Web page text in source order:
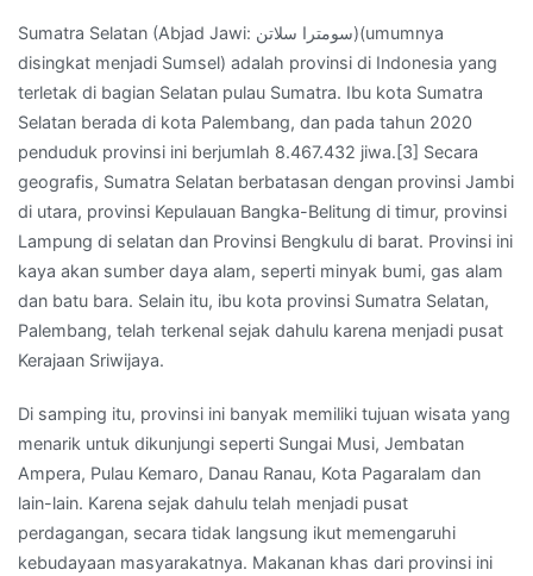
Sugih,
Banyuasin, Sumatra
Sumatra Selatan (Abjad Jawi: سومترا سلاتن)(umumnya
disingkat menjadi Sumsel) adalah provinsi di Indonesia yang
terletak di bagian Selatan pulau Sumatra. Ibu kota Sumatra
Selatan berada di kota Palembang, dan pada tahun 2020
penduduk provinsi ini berjumlah 8.467.432 jiwa.[3] Secara
geografis, Sumatra Selatan berbatasan dengan provinsi Jambi
di utara, provinsi Kepulauan Bangka-Belitung di timur, provinsi
Lampung di selatan dan Provinsi Bengkulu di barat. Provinsi ini
kaya akan sumber daya alam, seperti minyak bumi, gas alam
dan batu bara. Selain itu, ibu kota provinsi Sumatra Selatan,
Palembang, telah terkenal sejak dahulu karena menjadi pusat
Kerajaan Sriwijaya.
Di samping itu, provinsi ini banyak memiliki tujuan wisata yang
menarik untuk dikunjungi seperti Sungai Musi, Jembatan
Ampera, Pulau Kemaro, Danau Ranau, Kota Pagaralam dan
lain-lain. Karena sejak dahulu telah menjadi pusat
perdagangan, secara tidak langsung ikut memengaruhi
kebudayaan masyarakatnya. Makanan khas dari provinsi ini